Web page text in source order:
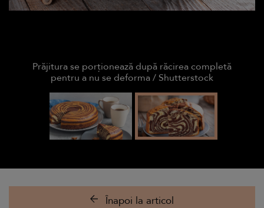
Prăjitura se porționează după răcirea completă
pentru a nu se deforma / Shutterstock
Înapoi la articol